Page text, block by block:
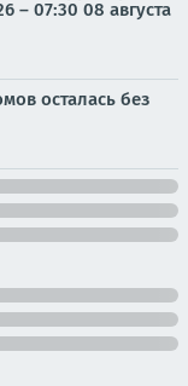
– 07:30 08 августа
осталась без